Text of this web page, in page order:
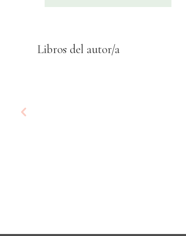
Libros del autor/a